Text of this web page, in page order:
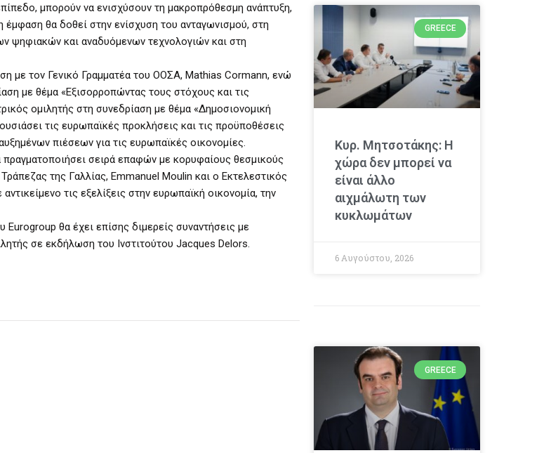
μπορούν να ενισχύσουν τη μακροπρόθεσμη ανάπτυξη,
έμφαση θα δοθεί στην ενίσχυση του ανταγωνισμού, στη
ψηφιακών και αναδυόμενων τεχνολογιών και στη
με τον Γενικό Γραμματέα του ΟΟΣΑ, Mathias Cormann, ενώ
με θέμα «Εξισορροπώντας τους στόχους και τις
ομιλητής στη συνεδρίαση με θέμα «Δημοσιονομική
τις ευρωπαϊκές προκλήσεις και τις προϋποθέσεις
πιέσεων για τις ευρωπαϊκές οικονομίες.
σειρά επαφών με κορυφαίους θεσμικούς
της Γαλλίας, Emmanuel Moulin και ο Εκτελεστικός
τις εξελίξεις στην ευρωπαϊκή οικονομία, την
θα έχει επίσης διμερείς συναντήσεις με
σε εκδήλωση του Ινστιτούτου Jacques Delors.
GREECE
Κυρ. Μητσοτάκης: Η
χώρα δεν μπορεί να
είναι άλλο
αιχμάλωτη των
κυκλωμάτων
6 Αυγούστου, 2026
GREECE